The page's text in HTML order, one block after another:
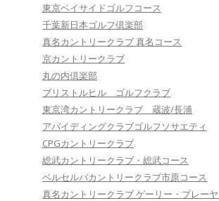
東京ベイサイドゴルフコース
千葉新日本ゴルフ倶楽部
真名カントリークラブ 真名コース
京カントリークラブ
丸の内倶楽部
ブリストルヒル ゴルフクラブ
東京湾カントリークラブ 蔵波/長浦
アバイディングクラブゴルフソサエティ
CPGカントリークラブ
総武カントリークラブ・総武コース
ベルセルバカントリークラブ市原コース
真名カントリークラブ ゲーリー・プレー